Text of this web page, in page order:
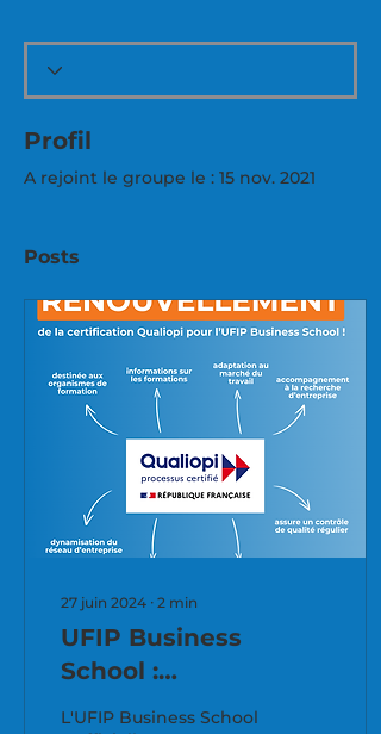
Profil
A rejoint le groupe le : 15 nov. 2021
Posts
27 juin 2024 ∙ 2 min
UFIP Business
School :
Renouvellement de
L'UFIP Business School